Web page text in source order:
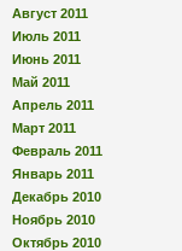
Август 2011
Июль 2011
Июнь 2011
Май 2011
Апрель 2011
Март 2011
Февраль 2011
Январь 2011
Декабрь 2010
Ноябрь 2010
Октябрь 2010